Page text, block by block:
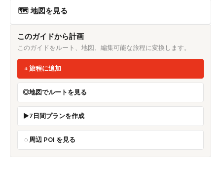
🗺 地図を見る
このガイドから計画
このガイドをルート、地図、編集可能な旅程に変換します。
旅程に追加
地図でルートを見る
7日間プランを作成
周辺 POI を見る